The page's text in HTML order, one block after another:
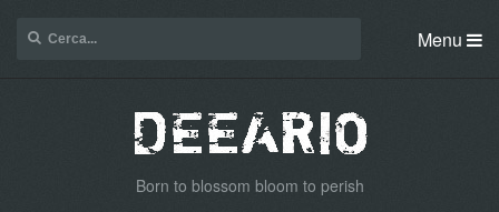
Menu
Born to blossom bloom to perish